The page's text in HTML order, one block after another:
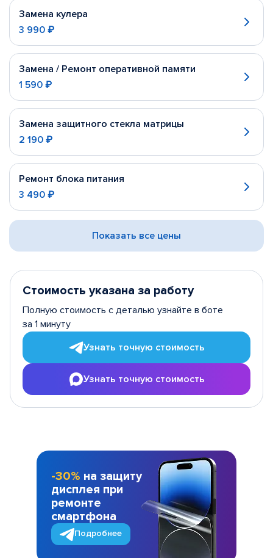
Замена кулера
3 990 ₽
Замена / Ремонт оперативной памяти
1 590 ₽
Замена защитного стекла матрицы
2 190 ₽
Ремонт блока питания
3 490 ₽
Показать все цены
Стоимость указана за работу
Полную стоимость с деталью узнайте в боте
за 1 минуту
Узнать точную стоимость
Узнать точную стоимость
-30% на защиту
дисплея при
ремонте
смартфона
Подробнее